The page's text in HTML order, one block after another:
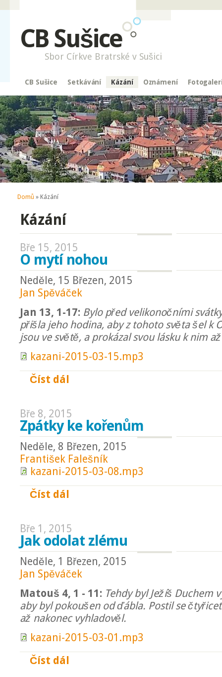
CB Sušice
Sbor Církve Bratrské v Sušici
CB Sušice Setkávání Kázání Oznámení
Jste zde
Domů » Kázání
Kázání
Bře 15, 2015
O mytí nohou
Neděle, 15 Březen, 2015
Jan Spěváček
Jan 13, 1-17: Bylo před velikonočními
přišla jeho hodina, aby z tohoto světa šel k
jsou ve světě, a prokázal svou lásku k nim
kazani-2015-03-15.mp3
Číst dál
Bře 8, 2015
Zpátky ke kořenům
Neděle, 8 Březen, 2015
František Falešník
kazani-2015-03-08.mp3
Číst dál
Bře 1, 2015
Jak odolat zlému
Neděle, 1 Březen, 2015
Jan Spěváček
Matouš 4, 1 - 11: Tehdy byl Ježíš Duchem
aby byl pokoušen od ďábla. Postil se
až nakonec vyhladověl.
kazani-2015-03-01.mp3
Číst dál